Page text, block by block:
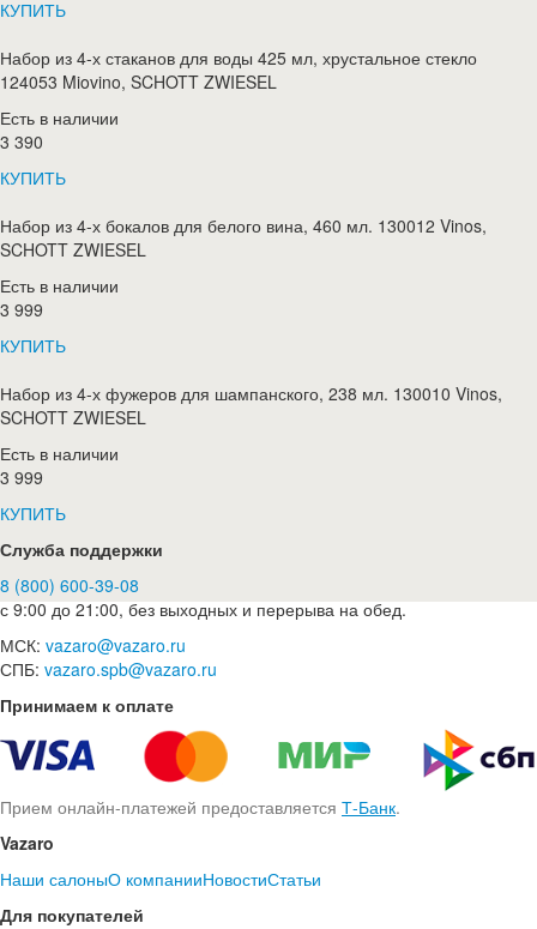
КУПИТЬ
Набор из 4-х стаканов для воды 425 мл, хрустальное стекло
124053 Miovino, SCHOTT ZWIESEL
Есть в наличии
3 390
КУПИТЬ
Набор из 4-х бокалов для белого вина, 460 мл. 130012 Vinos,
SCHOTT ZWIESEL
Есть в наличии
3 999
КУПИТЬ
Набор из 4-х фужеров для шампанского, 238 мл. 130010 Vinos,
SCHOTT ZWIESEL
Есть в наличии
3 999
КУПИТЬ
Служба поддержки
8 (800) 600-39-08
с 9:00 до 21:00, без выходных и перерыва на обед.
МСК: vazaro@vazaro.ru
СПБ: vazaro.spb@vazaro.ru
Принимаем к оплате
Прием онлайн-платежей предоставляется Т-Банк.
Vazaro
Наши салоныО компанииНовостиСтатьи
Для покупателей